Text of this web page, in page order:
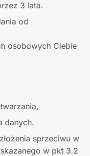
3 lata.
od
osobowych Ciebie
danych.
sprzeciwu w
w pkt 3.2